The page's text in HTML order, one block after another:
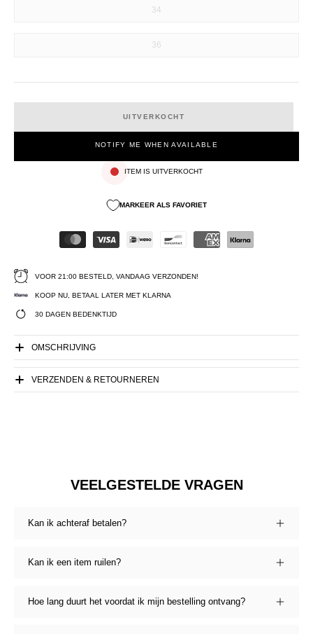
34
36
UITVERKOCHT
NOTIFY ME WHEN AVAILABLE
ITEM IS UITVERKOCHT
MARKEER ALS FAVORIET
VOOR 21:00 BESTELD, VANDAAG VERZONDEN!
KOOP NU, BETAAL LATER MET KLARNA
30 DAGEN BEDENKTIJD
OMSCHRIJVING
VERZENDEN & RETOURNEREN
VEELGESTELDE VRAGEN
Kan ik achteraf betalen?
Kan ik een item ruilen?
Hoe lang duurt het voordat ik mijn bestelling ontvang?